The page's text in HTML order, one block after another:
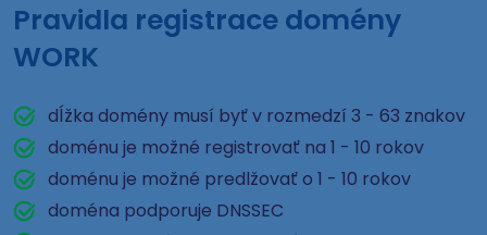
Pravidla registrace domény
WORK
dĺžka domény musí byť v rozmedzí 3 - 63 znakov
doménu je možné registrovať na 1 - 10 rokov
doménu je možné predlžovať o 1 - 10 rokov
doména podporuje DNSSEC